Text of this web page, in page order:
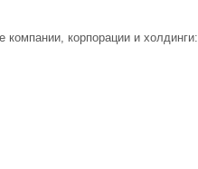
корпорации и холдинги: